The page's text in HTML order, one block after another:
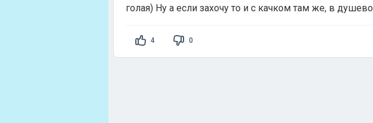
голая) Ну а если захочу то и с качком там же, в
4 0